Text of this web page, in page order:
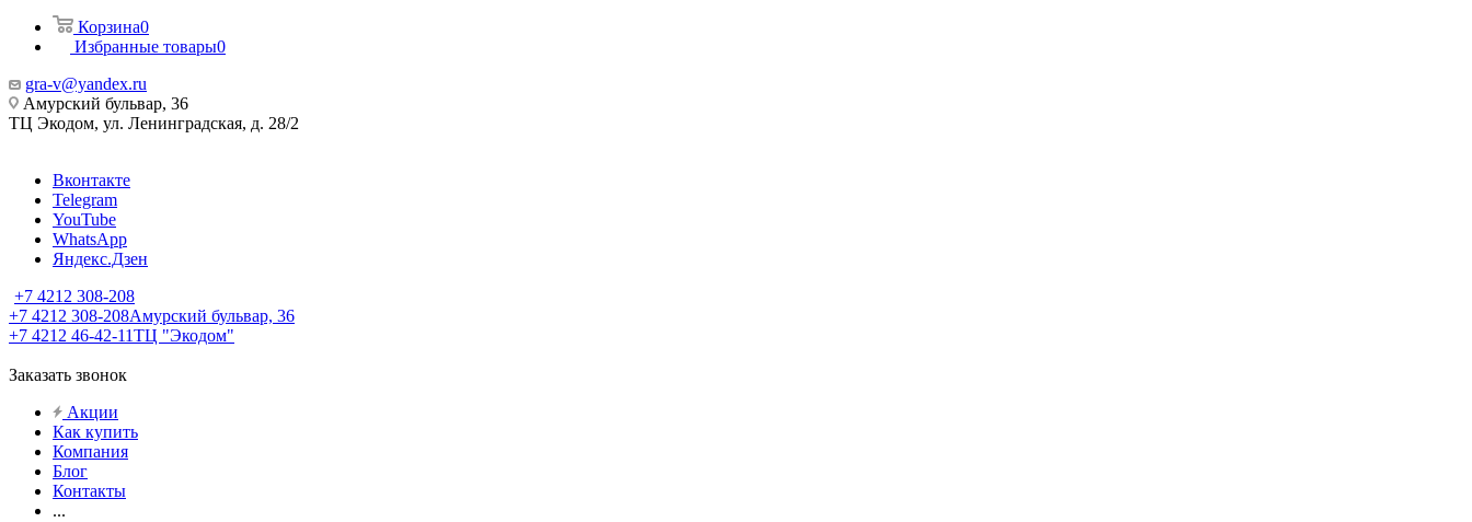
Корзина0
Избранные товары0
gra-v@yandex.ru
Амурский бульвар, 36
ТЦ Экодом, ул. Ленинградская, д. 28/2
Вконтакте
Telegram
YouTube
WhatsApp
Яндекс.Дзен
+7 4212 308-208
+7 4212 308-208Амурский бульвар, 36
+7 4212 46-42-11ТЦ "Экодом"
Заказать звонок
Акции
Как купить
Компания
Блог
Контакты
...